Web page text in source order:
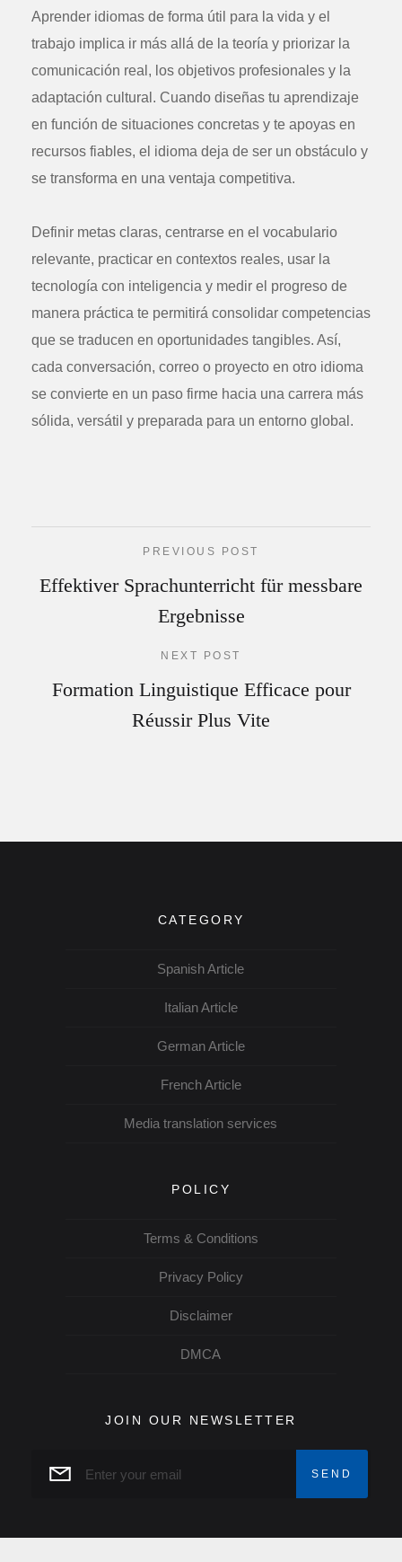
Aprender idiomas de forma útil para la vida y el
trabajo implica ir más allá de la teoría y priorizar la
comunicación real, los objetivos profesionales y la
adaptación cultural. Cuando diseñas tu aprendizaje
en función de situaciones concretas y te apoyas en
recursos fiables, el idioma deja de ser un obstáculo y
se transforma en una ventaja competitiva.
Definir metas claras, centrarse en el vocabulario
relevante, practicar en contextos reales, usar la
tecnología con inteligencia y medir el progreso de
manera práctica te permitirá consolidar competencias
que se traducen en oportunidades tangibles. Así,
cada conversación, correo o proyecto en otro idioma
se convierte en un paso firme hacia una carrera más
sólida, versátil y preparada para un entorno global.
PREVIOUS POST
Effektiver Sprachunterricht für messbare
Ergebnisse
NEXT POST
Formation Linguistique Efficace pour
Réussir Plus Vite
CATEGORY
Spanish Article
Italian Article
German Article
French Article
Media translation services
POLICY
Terms & Conditions
Privacy Policy
Disclaimer
DMCA
JOIN OUR NEWSLETTER